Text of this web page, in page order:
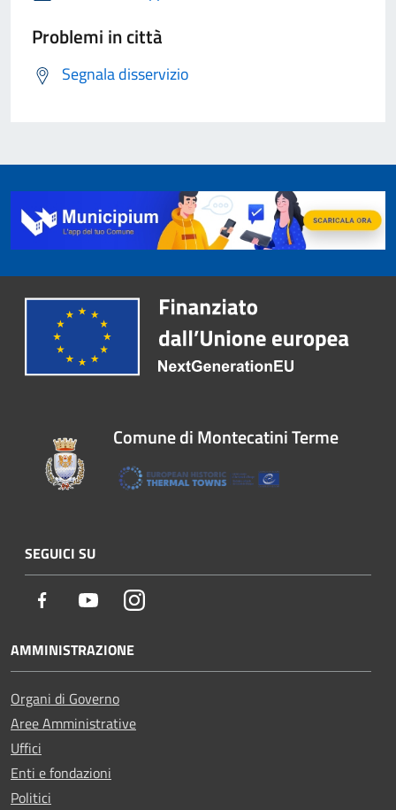
Problemi in città
Segnala disservizio
Comune di Montecatini Terme
SEGUICI SU
Facebook YoutubeInstagram
AMMINISTRAZIONE
Organi di Governo
Aree Amministrative
Uffici
Enti e fondazioni
Politici